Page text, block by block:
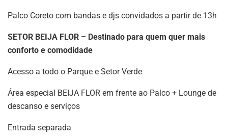
Palco Coreto com bandas e djs convidados a partir de 13h
SETOR BEIJA FLOR – Destinado para quem quer mais
conforto e comodidade
Acesso a todo o Parque e Setor Verde
Área especial BEIJA FLOR em frente ao Palco + Lounge de
descanso e serviços
Entrada separada